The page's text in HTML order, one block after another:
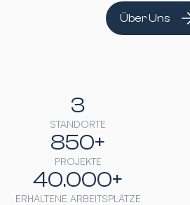
Über Uns
STANDORTE
3
PROJEKTE
850+
ERHALTENE ARBEITSPLÄTZE
40.000+